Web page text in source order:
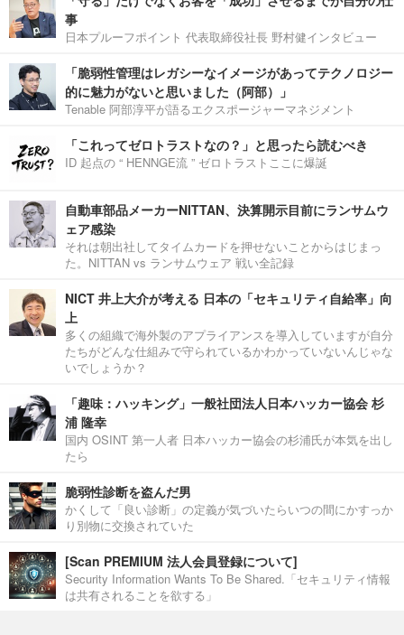
事
日本プルーフポイント 代表取締役社長 野村健インタビュー
「脆弱性管理はレガシーなイメージがあってテクノロジー
的に魅力がないと思いました（阿部）」
Tenable 阿部淳平が語るエクスポージャーマネジメント
「これってゼロトラストなの？」と思ったら読むべき
ID 起点の “ HENNGE流 ” ゼロトラストここに爆誕
自動車部品メーカーNITTAN、決算開示目前にランサムウ
ェア感染
それは朝出社してタイムカードを押せないことからはじまっ
た。NITTAN vs ランサムウェア 戦い全記録
NICT 井上大介が考える 日本の「セキュリティ自給率」向
上
多くの組織で海外製のアプライアンスを導入していますが自分
たちがどんな仕組みで守られているかわかっていないんじゃな
いでしょうか？
「趣味：ハッキング」一般社団法人日本ハッカー協会 杉
浦 隆幸
国内 OSINT 第一人者 日本ハッカー協会の杉浦氏が本気を出し
たら
脆弱性診断を盗んだ男
かくして「良い診断」の定義が気づいたらいつの間にかすっか
り別物に交換されていた
[Scan PREMIUM 法人会員登録について]
Security Information Wants To Be Shared.「セキュリティ情報
は共有されることを欲する」